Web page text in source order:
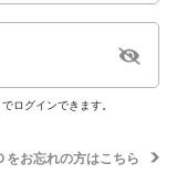
ログインできます。
をお忘れの方はこちら